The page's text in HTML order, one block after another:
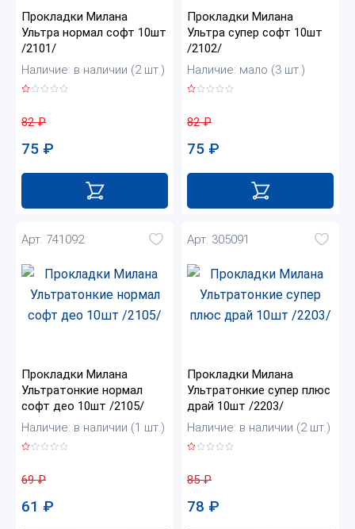
Прокладки Милана
Ультра нормал софт 10шт
/2101/
Наличие: в наличии (2 шт.)
82₽
75 ₽
Прокладки Милана
Ультра супер софт 10шт
/2102/
Наличие: мало (3 шт.)
82₽
75 ₽
Арт. 741092
Прокладки Милана
Ультратонкие нормал
софт део 10шт /2105/
Наличие: в наличии (1 шт.)
69₽
61 ₽
Арт. 305091
Прокладки Милана
Ультратонкие супер плюс
драй 10шт /2203/
Наличие: в наличии (2 шт.)
85₽
78 ₽